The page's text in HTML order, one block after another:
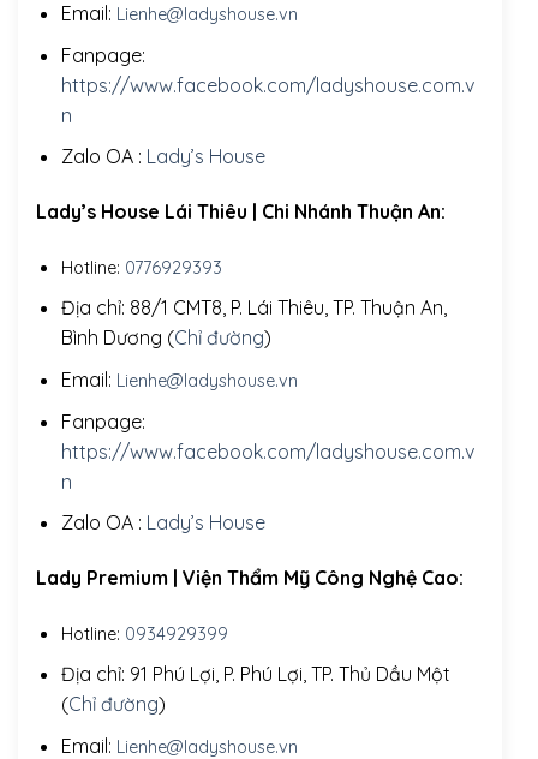
Email: Lienhe@ladyshouse.vn
Fanpage:
https://www.facebook.com/ladyshouse.com.v
n
Zalo OA : Lady’s House
Lady’s House Lái Thiêu | Chi Nhánh Thuận An:
Hotline: 0776929393
Địa chỉ: 88/1 CMT8, P. Lái Thiêu, TP. Thuận An,
Bình Dương (Chỉ đường)
Email: Lienhe@ladyshouse.vn
Fanpage:
https://www.facebook.com/ladyshouse.com.v
n
Zalo OA : Lady’s House
Lady Premium | Viện Thẩm Mỹ Công Nghệ Cao:
Hotline: 0934929399
Địa chỉ: 91 Phú Lợi, P. Phú Lợi, TP. Thủ Dầu Một
(Chỉ đường)
Email: Lienhe@ladyshouse.vn